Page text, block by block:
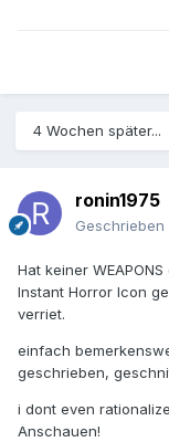
4 Wochen später...
ronin1975
Geschrieben
Hat keiner
Instant Horror Icon
verriet.
einfach
geschrieben,
i dont even
Anschauen!